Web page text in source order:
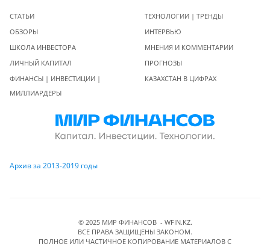
СТАТЬИ
ОБЗОРЫ
ШКОЛА ИНВЕСТОРА
ЛИЧНЫЙ КАПИТАЛ
ФИНАНСЫ | ИНВЕСТИЦИИ |
МИЛЛИАРДЕРЫ
ТЕХНОЛОГИИ | ТРЕНДЫ
ИНТЕРВЬЮ
МНЕНИЯ И КОММЕНТАРИИ
ПРОГНОЗЫ
КАЗАХСТАН В ЦИФРАХ
Архив за 2013-2019 годы
© 2025 МИР ФИНАНСОВ - WFIN.KZ.
ВСЕ ПРАВА ЗАЩИЩЕНЫ ЗАКОНОМ.
ПОЛНОЕ ИЛИ ЧАСТИЧНОЕ КОПИРОВАНИЕ МАТЕРИАЛОВ C